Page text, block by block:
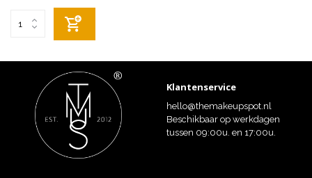
Klantenservice
hello@themakeupspot.nl
Beschikbaar op werkdagen
tussen 09:00u. en 17:00u.